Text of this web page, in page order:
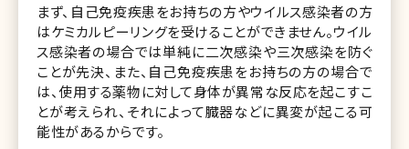
まず、自己免疫疾患をお持ちの方やウイルス感染者の方
はケミカルピーリングを受けることができません。ウイル
ス感染者の場合では単純に二次感染や三次感染を防ぐ
ことが先決、また、自己免疫疾患をお持ちの方の場合で
は、使用する薬物に対して身体が異常な反応を起こすこ
とが考えられ、それによって臓器などに異変が起こる可
能性があるからです。